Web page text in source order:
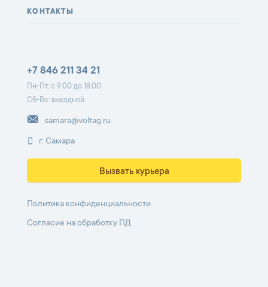
КОНТАКТЫ
+7 846 211 34 21
Пн-Пт: с 9.00 до 18.00
Сб-Вс: выходной
samara@voltag.ru
г. Самара
Вызвать курьера
Политика конфиденциальности
Согласие на обработку ПД